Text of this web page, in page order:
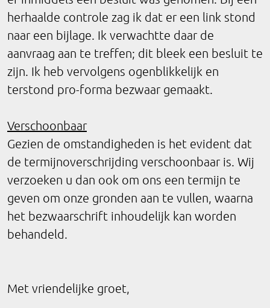
herhaalde controle zag ik dat er een link stond
naar een bijlage. Ik verwachtte daar de
aanvraag aan te treffen; dit bleek een besluit te
zijn. Ik heb vervolgens ogenblikkelijk en
terstond pro-forma bezwaar gemaakt.
Verschoonbaar
Gezien de omstandigheden is het evident dat
de termijnoverschrijding verschoonbaar is. Wij
verzoeken u dan ook om ons een termijn te
geven om onze gronden aan te vullen, waarna
het bezwaarschrift inhoudelijk kan worden
behandeld.
Met vriendelijke groet,